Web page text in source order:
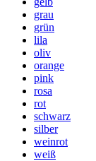
grau
grün
lila
oliv
orange
pink
rosa
rot
schwarz
silber
weinrot
weiß